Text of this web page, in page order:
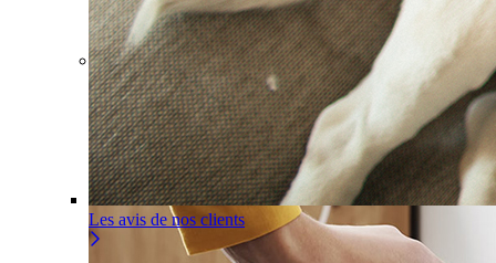
Les avis de nos clients
Pour un appartement Une installation adaptée à votre